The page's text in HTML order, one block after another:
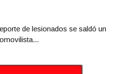
de lesionados se saldó un